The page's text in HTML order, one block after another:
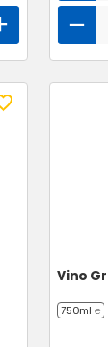
Vino
750ml ℮